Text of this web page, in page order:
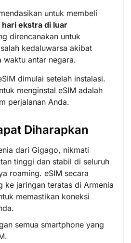
untuk membeli
hari ekstra di luar
direncanakan untuk
kedaluwarsa akibat
waktu antar negara.
dimulai setelah instalasi.
menginstal eSIM adalah
perjalanan Anda.
Diharapkan
dari Gigago, nikmati
tinggi dan stabil di seluruh
roaming. eSIM secara
ke jaringan teratas di Armenia
memastikan koneksi
semua smartphone yang